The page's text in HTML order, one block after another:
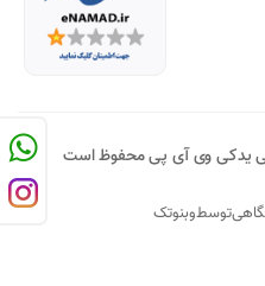
یدکی وی آی پی محفوظ است
توسطوبنوتک